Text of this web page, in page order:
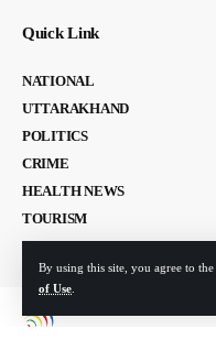
By using this site, you agree to the
of Use
Quick Link
NATIONAL
UTTARAKHAND
POLITICS
CRIME
HEALTH NEWS
TOURISM